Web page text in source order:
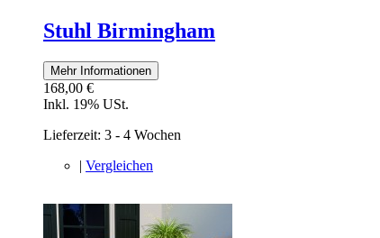
Stuhl Birmingham
Mehr Informationen
168,00 €
Inkl. 19% USt.
Lieferzeit: 3 - 4 Wochen
| Vergleichen